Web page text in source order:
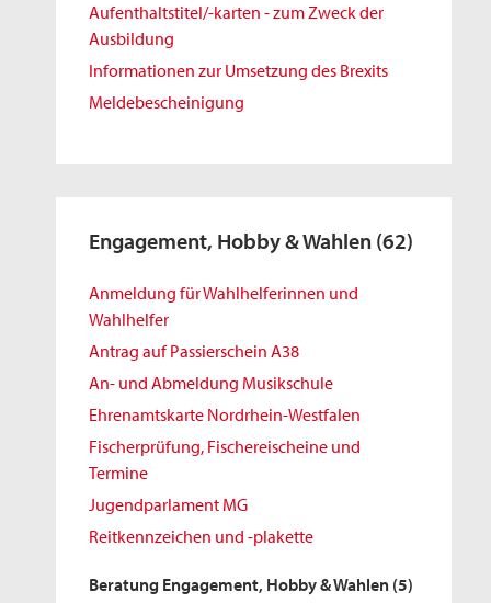
Aufenthaltstitel/-karten - zum Zweck der
Ausbildung
Informationen zur Umsetzung des Brexits
Meldebescheinigung
Engagement, Hobby & Wahlen (62)
Anmeldung für Wahlhelferinnen und
Wahlhelfer
Antrag auf Passierschein A38
An- und Abmeldung Musikschule
Ehrenamtskarte Nordrhein-Westfalen
Fischerprüfung, Fischereischeine und
Termine
Jugendparlament MG
Reitkennzeichen und -plakette
Beratung Engagement, Hobby & Wahlen (5)